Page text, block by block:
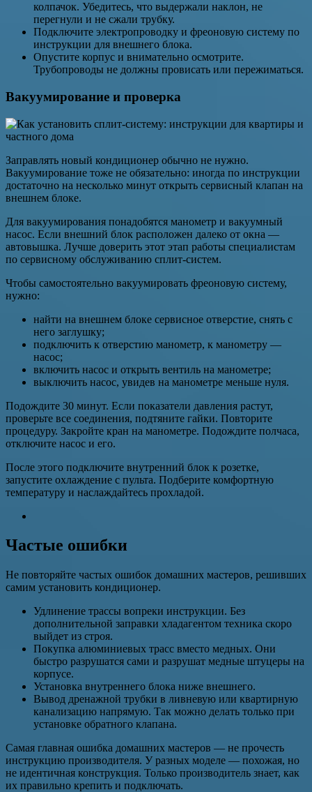
колпачок. Убедитесь, что выдержали наклон, не
перегнули и не сжали трубку.
Подключите электропроводку и фреоновую систему по
инструкции для внешнего блока.
Опустите корпус и внимательно осмотрите.
Трубопроводы не должны провисать или пережиматься.
Вакуумирование и проверка
Заправлять новый кондиционер обычно не нужно.
Вакуумирование тоже не обязательно: иногда по инструкции
достаточно на несколько минут открыть сервисный клапан на
внешнем блоке.
Для вакуумирования понадобятся манометр и вакуумный
насос. Если внешний блок расположен далеко от окна —
автовышка. Лучше доверить этот этап работы специалистам
по сервисному обслуживанию сплит-систем.
Чтобы самостоятельно вакуумировать фреоновую систему,
нужно:
найти на внешнем блоке сервисное отверстие, снять с
него заглушку;
подключить к отверстию манометр, к манометру —
насос;
включить насос и открыть вентиль на манометре;
выключить насос, увидев на манометре меньше нуля.
Подождите 30 минут. Если показатели давления растут,
проверьте все соединения, подтяните гайки. Повторите
процедуру. Закройте кран на манометре. Подождите полчаса,
отключите насос и его.
После этого подключите внутренний блок к розетке,
запустите охлаждение с пульта. Подберите комфортную
температуру и наслаждайтесь прохладой.
Частые ошибки
Не повторяйте частых ошибок домашних мастеров, решивших
самим установить кондиционер.
Удлинение трассы вопреки инструкции. Без
дополнительной заправки хладагентом техника скоро
выйдет из строя.
Покупка алюминиевых трасс вместо медных. Они
быстро разрушатся сами и разрушат медные штуцеры на
корпусе.
Установка внутреннего блока ниже внешнего.
Вывод дренажной трубки в ливневую или квартирную
канализацию напрямую. Так можно делать только при
установке обратного клапана.
Самая главная ошибка домашних мастеров — не прочесть
инструкцию производителя. У разных моделе — похожая, но
не идентичная конструкция. Только производитель знает, как
их правильно крепить и подключать.